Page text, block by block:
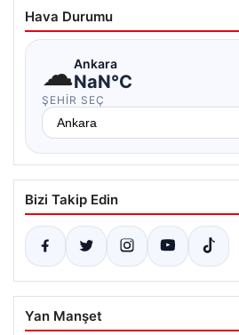
Hava Durumu
☁Ankara
NaN°C
ŞEHIR SEÇ
Bizi Takip Edin
Yan Manşet